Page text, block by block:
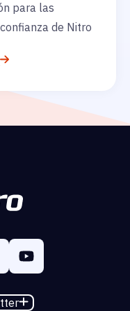
para las
de Nitro